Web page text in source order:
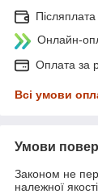
Післяплата
Онлайн-
Оплата за
Всі умови
Умови
Законом не
належної якості